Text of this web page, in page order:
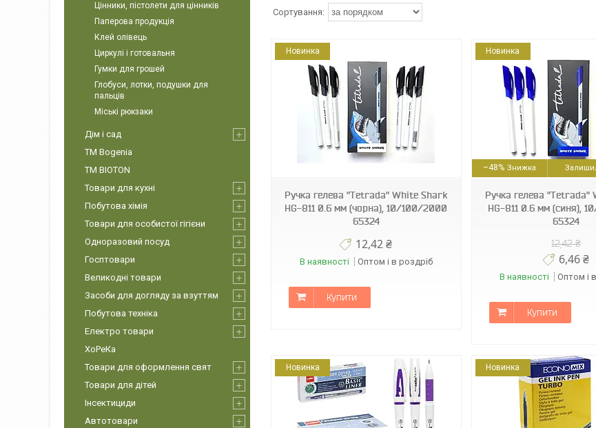
8907016040797
Новинка
Ручка гелева "Tetrada" White Shark
HG-811 0.6 мм (чорна), 10/100/2000
65324
12,42 ₴
В наявності Оптом і в роздріб
Купити
8907016040780
Новинка
–48%
Ручка гелева "Tetrada"
HG-811 0.6 мм (синя),
65324
12,42 ₴
6,46 ₴
В наявності Оптом і
Купити
6938944300389
Новинка Новинка
Цінники, пістолети для цінників
Паперова продукція
Клей олівець
Циркулі і готовальня
Гумки для грошей
Глобуси, лотки, подушки для
пальців
Міські рюкзаки
Дім і сад
ТМ Bogenia
ТМ BIOTON
Товари для кухні
Побутова хімія
Товари для особистої гігієни
Одноразовий посуд
Госптовари
Великодні товари
Засоби для догляду за взуттям
Побутова техніка
Електро товари
ХоРеКа
Товари для оформлення свят
Товари для дітей
Інсектициди
Автотовари